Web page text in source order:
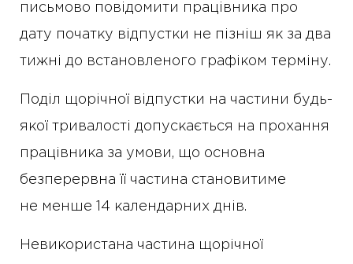
письмово повідомити працівника про
дату початку відпустки не пізніш як за два
тижні до встановленого графіком терміну.
Поділ щорічної відпустки на частини будь-
якої тривалості допускається на прохання
працівника за умови, що основна
безперервна її частина становитиме
не менше 14 календарних днів.
Невикористана частина щорічної